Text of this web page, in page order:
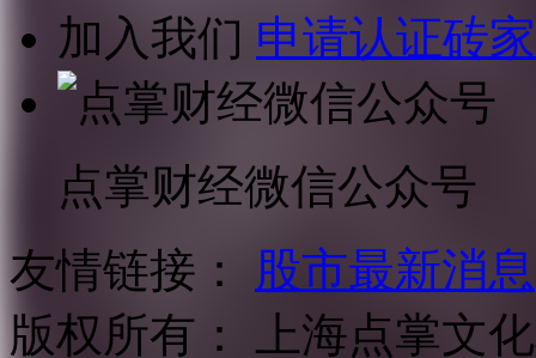
加入我们 申请认证砖家
点掌财经微信公众号
友情链接：
股市最新消息
版权所有：
上海点掌文